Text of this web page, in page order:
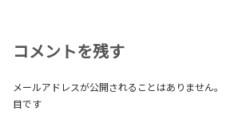
コメントを残す
メールアドレスが公開されることはありません。
目です